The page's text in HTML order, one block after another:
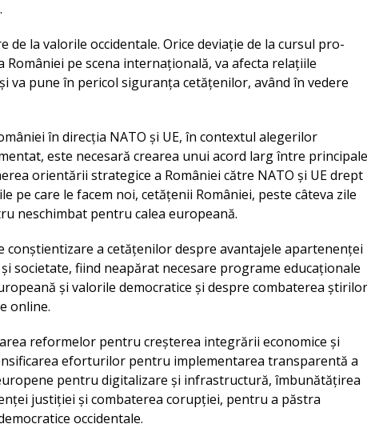
la valorile occidentale. Orice deviație de la cursul pro-
pe scena internațională, va afecta relațiile
va pune în pericol siguranța cetățenilor, având în vedere
în direcția NATO și UE, în contextul alegerilor
este necesară crearea unui acord larg între
orientării strategice a României către NATO și UE drept
care le facem noi, cetățenii României, peste câteva zile
neschimbat pentru calea europeană.
conștientizare a cetățenilor despre avantajele apartenenței
societate, fiind neapărat necesare programe educaționale
și valorile democratice și despre combaterea știrilor
online.
reformelor pentru creșterea integrării economice și
eforturilor pentru implementarea transparentă a
pentru digitalizare și infrastructură, îmbunătățirea
justiției și combaterea corupției, pentru a păstra
occidentale.